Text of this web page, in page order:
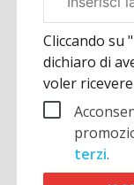
aziendale
Cliccando su
dichiaro di
voler
terzi.